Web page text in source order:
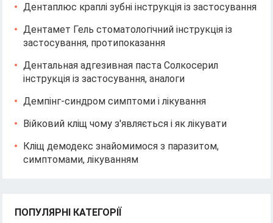
Дентаплюс краплі зубні інструкція із застосування
Дентамет Гель стоматологічний інструкція із
застосування, протипоказання
Дентальная адгезивная паста Солкосерил
інструкція із застосування, аналоги
Демпінг-синдром симптоми і лікування
Війковий кліщ чому з'являється і як лікувати
Кліщ демодекс знайомимося з паразитом,
симптомами, лікуванням
ПОПУЛЯРНІ КАТЕГОРІЇ